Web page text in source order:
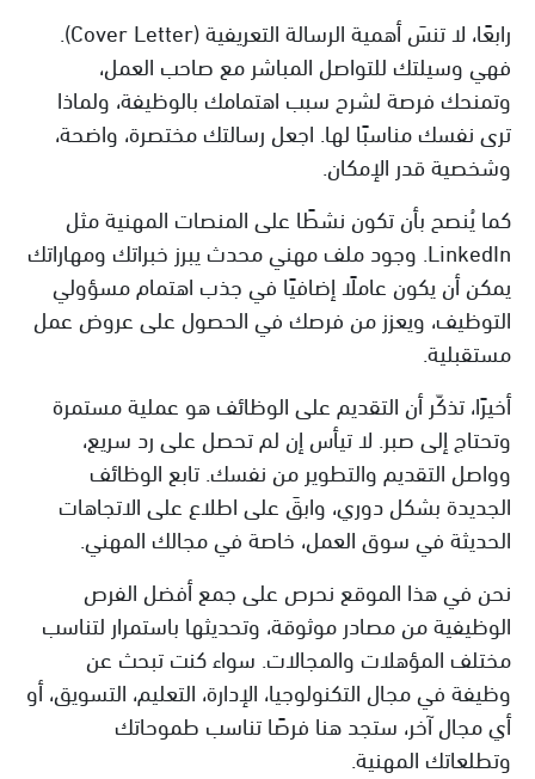
رابعًا، لا تنسَ أهمية الرسالة التعريفية (Cover Letter).
فهي وسيلتك للتواصل المباشر مع صاحب العمل،
وتمنحك فرصة لشرح سبب اهتمامك بالوظيفة، ولماذا
ترى نفسك مناسبًا لها. اجعل رسالتك مختصرة، واضحة،
وشخصية قدر الإمكان.
كما يُنصح بأن تكون نشطًا على المنصات المهنية مثل
LinkedIn. وجود ملف مهني محدث يبرز خبراتك ومهاراتك
يمكن أن يكون عاملًا إضافيًا في جذب اهتمام مسؤولي
التوظيف، ويعزز من فرصك في الحصول على عروض عمل
مستقبلية.
أخيرًا، تذكّر أن التقديم على الوظائف هو عملية مستمرة
وتحتاج إلى صبر. لا تيأس إن لم تحصل على رد سريع،
وواصل التقديم والتطوير من نفسك. تابع الوظائف
الجديدة بشكل دوري، وابقَ على اطلاع على الاتجاهات
الحديثة في سوق العمل، خاصة في مجالك المهني.
نحن في هذا الموقع نحرص على جمع أفضل الفرص
الوظيفية من مصادر موثوقة، وتحديثها باستمرار لتناسب
مختلف المؤهلات والمجالات. سواء كنت تبحث عن
وظيفة في مجال التكنولوجيا، الإدارة، التعليم، التسويق، أو
أي مجال آخر، ستجد هنا فرصًا تناسب طموحاتك
وتطلعاتك المهنية.